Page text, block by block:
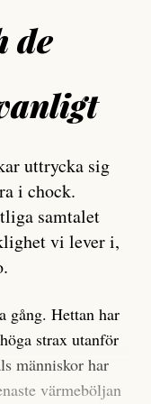
de
uttrycka sig
i chock.
samtalet
vi lever i,
gång. Hettan har
strax utanför
människor har
värmeböljan